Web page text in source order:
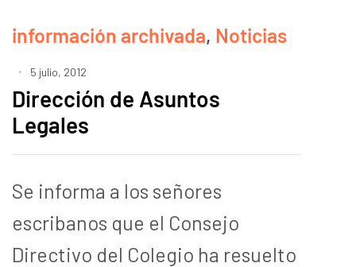
información archivada, Noticias
5 julio, 2012
Dirección de Asuntos
Legales
Se informa a los señores
escribanos que el Consejo
Directivo del Colegio ha resuelto